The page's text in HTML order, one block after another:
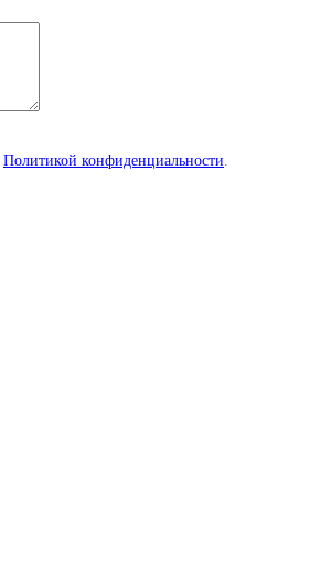
Политикой конфиденциальности